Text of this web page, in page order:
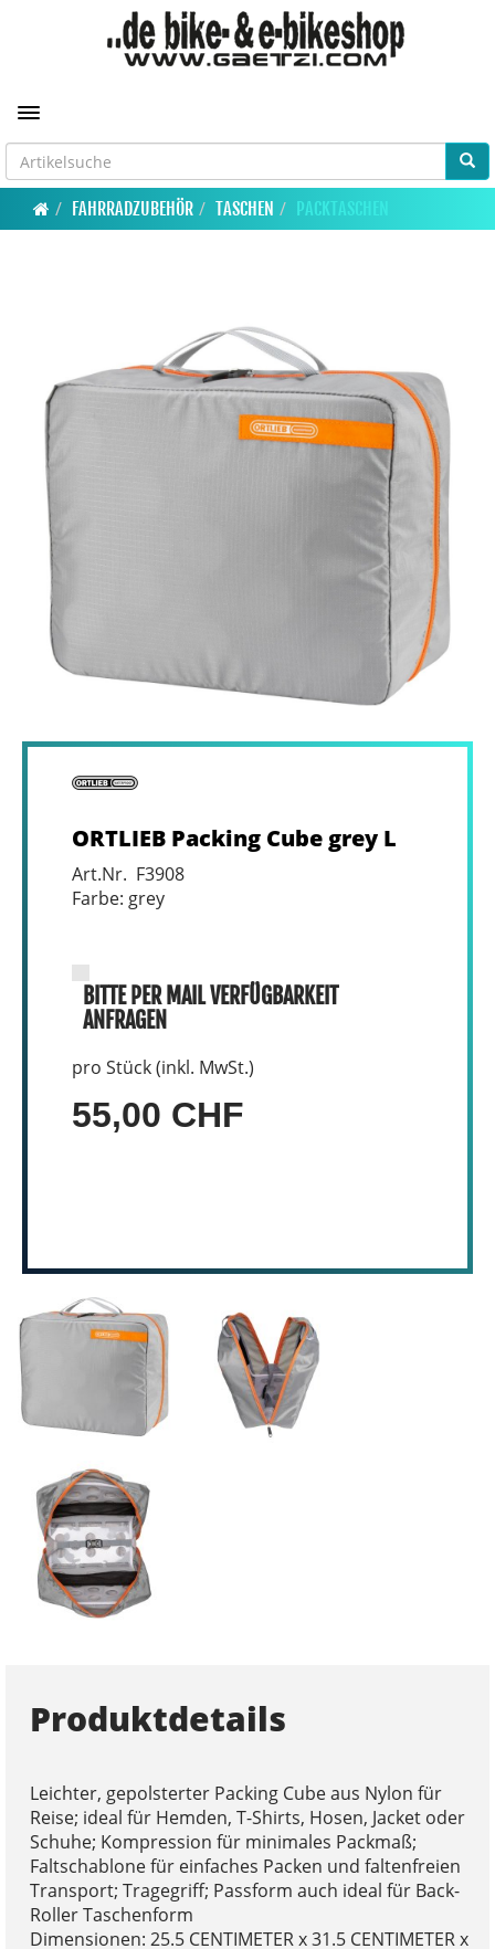
Toggle navigation
FAHRRADZUBEHÖR TASCHEN PACKTASCHEN
ORTLIEB Packing Cube grey L
Art.Nr. F3908
Farbe: grey
BITTE PER MAIL VERFÜGBARKEIT
ANFRAGEN
pro Stück (inkl. MwSt.)
55,00 CHF
Produktdetails
Leichter, gepolsterter Packing Cube aus Nylon für
Reise; ideal für Hemden, T-Shirts, Hosen, Jacket oder
Schuhe; Kompression für minimales Packmaß;
Faltschablone für einfaches Packen und faltenfreien
Transport; Tragegriff; Passform auch ideal für Back-
Roller Taschenform
Dimensionen: 25.5 CENTIMETER x 31.5 CENTIMETER x